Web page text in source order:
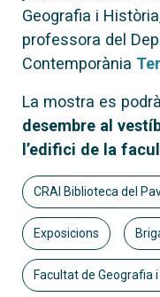
Geografia i
professora del
Contemporània
La mostra es
desembre al
l’edifici de la
CRAI Biblioteca del
Exposicions
Facultat de Geografia